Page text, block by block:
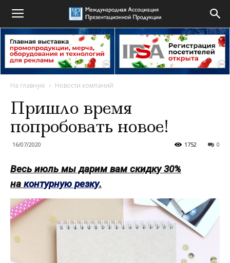
На главную Новости компаний
Пришло время
попробовать новое!
16/07/2020 0
1752
Весь июль мы дарим вам скидку 30%
на контурную резку.